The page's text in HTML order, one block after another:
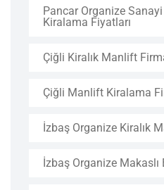
Pancar Organize
Kiralama Fiyatları
Çiğli Kiralık Manlift
Çiğli Manlift Kiralama
İzbaş Organize Kiralık
İzbaş Organize